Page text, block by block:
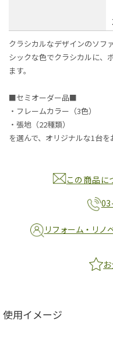
クラシカルなデザインのソファ
シックな色でクラシカルに、
ます。
■セミオーダー品■
・フレームカラー（3色）
・張地（22種類）
を選んで、オリジナルな1台を
この商品に
リフォーム・リノ
使用イメージ